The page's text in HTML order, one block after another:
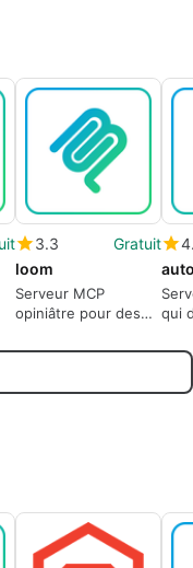
3.3
Gratuit
loom
Serveur MCP
opiniâtre pour des
contrôlées par l'IA
qui
à